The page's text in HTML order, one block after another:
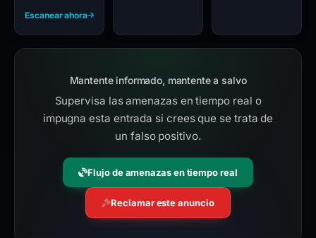
Escanear ahora
Mantente informado, mantente a salvo
Supervisa las amenazas en tiempo real o
impugna esta entrada si crees que se trata de
un falso positivo.
Flujo de amenazas en tiempo real
Reclamar este anuncio